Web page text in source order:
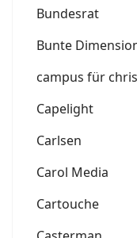
Bundesrat
Bunte
campus für
Capelight
Carlsen
Carol Media
Cartouche